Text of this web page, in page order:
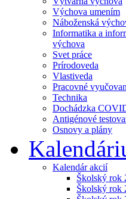
Výchova umením
Náboženská
Informatika a
výchova
Svet práce
Prírodoveda
Vlastiveda
Pracovné
Technika
Dochádzka
Antigénové
Osnovy a plány
Kalendár akcií
Školský rok
Školský rok